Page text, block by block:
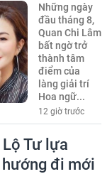
Những ngày
đầu tháng 8,
Quan Chi Lâm
bất ngờ trở
thành tâm
điểm của
làng giải trí
Hoa ngữ...
12 giờ trước
Tư lựa
đi mới